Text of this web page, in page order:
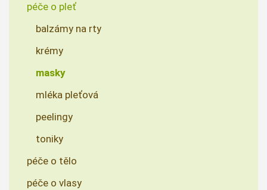
péče o pleť
balzámy na rty
krémy
masky
mléka pleťová
peelingy
toniky
péče o tělo
péče o vlasy